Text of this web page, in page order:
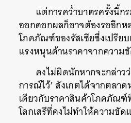
แต่การคว่ำบาตรครั้งนี้ก
ออกดอกผลก็อาจต้องรออีกห
โภคภัณฑ์ของรัสเซียซึ่งเปรีย
แรงหนุนด้านราคาจากความ
คงไม่ผิดนักหากจะกล่าว
การณ์ไว้’ สังเกตได้จากตล
เดียวกับราคาสินค้าโภคภัณ
โลกเสรีที่คงไม่ทำให้ความขั